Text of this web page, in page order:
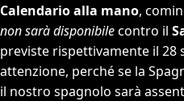
Calendario alla mano,
non sarà disponibilecontro il
previste rispettivamente il 28
attenzione, perché se la
il nostro spagnolo sarà